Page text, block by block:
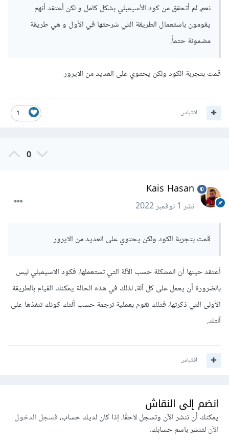
نعم، لم أتحقق من كود الأسيمبلي بشكل كامل و لكن أعتقد أنهم
يقومون باستعمال الطريقة التي شرحتها في الأول و هي طريقة
مضمونة حتماً.
قمت بتجربة الكود ولكن يحتوي على العديد من الايرور
1 اقتباس
0
Kais Hasan
نشر1 نوفمبر 2022
قمت بتجربة الكود ولكن يحتوي على العديد من الايرور
أعتقد حينها أن المشكلة حسب الآلة التي تستعملها، فكود الاسيمبلي ليس
بالضرورة أن يعمل على كل آلة، لذلك في هذه الحالة يمكنك القيام بالطريقة
الأولى التي ذكرتها، فتلك تقوم بعملية ترجمة حسب آلتك كونك تنفذها على
آلتك.
اقتباس
انضم إلى النقاش
يمكنك أن تنشر الآن وتسجل لاحقًا. إذا كان لديك حساب،فسجل الدخول
الآنلتنشر باسم حسابك.